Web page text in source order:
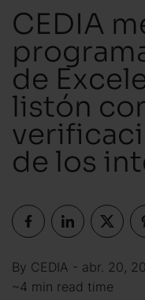
CEDIA
de
listón
de los
By CEDIA - abr. 20,
~4 min read time